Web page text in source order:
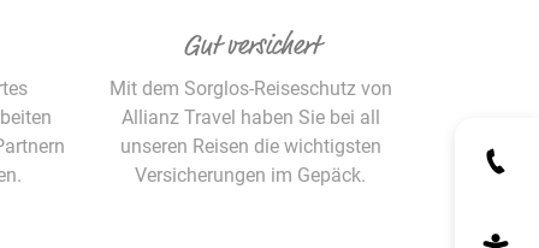
Gut versichert
Mit dem Sorglos-Reiseschutz von
Allianz Travel haben Sie bei all
unseren Reisen die wichtigsten
Versicherungen im Gepäck.